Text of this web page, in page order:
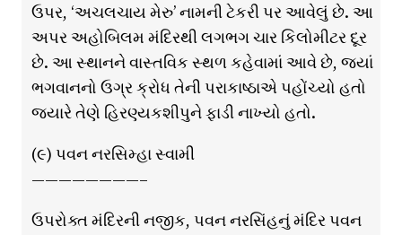
ઉપર, ‘અચલચાય મેરુ’ નામની ટેકરી પર આવેલું છે. આ
અપર અહોબિલમ મંદિરથી લગભગ ચાર કિલોમીટર દૂર
છે. આ સ્થાનને વાસ્તવિક સ્થળ કહેવામાં આવે છે, જ્યાં
ભગવાનનો ઉગ્ર ક્રોધ તેની પરાકાષ્ઠાએ પહોંચ્યો હતો
જ્યારે તેણે હિરણ્યકશીપુને ફાડી નાખ્યો હતો.
(૯) પવન નરસિમ્હા સ્વામી
————————–
ઉપરોક્ત મંદિરની નજીક, પવન નરસિંહનું મંદિર પવન